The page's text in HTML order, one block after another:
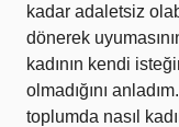
kadar adaletsiz
dönerek
kadının kendi
olmadığını
toplumda nasıl